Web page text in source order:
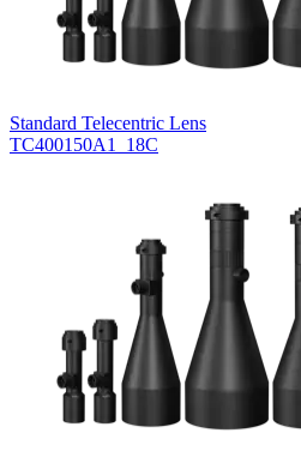
Standard Telecentric Lens
TC400150A1_18C